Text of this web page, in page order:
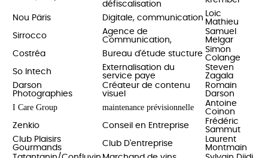
défiscalisation
Nou Päris Digitale, communication Loic
Mathieu
Sirrocco
Agence de
Communication,
Samuel
Melgar
Costréa
Bureau d'étude stucture Simon
Colange
So Intech
Externalisation du
service paye
Steven
Zagala
Darson
Photographies
Créateur de contenu
visuel
Romain
Darson
I Care Group maintenance prévisionnelle
Antoine
Coinon
Zenkio
Conseil en Entreprise
Frédéric
Sammut
Club Plaisirs
Gourmands
Club D'entreprise
Laurent
Montmain